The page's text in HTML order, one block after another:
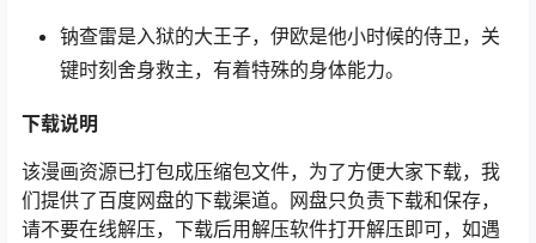
钠查雷是入狱的大王子，伊欧是他小时候的侍卫，关
键时刻舍身救主，有着特殊的身体能力。
下载说明
该漫画资源已打包成压缩包文件，为了方便大家下载，我
们提供了百度网盘的下载渠道。网盘只负责下载和保存，
请不要在线解压，下载后用解压软件打开解压即可，如遇